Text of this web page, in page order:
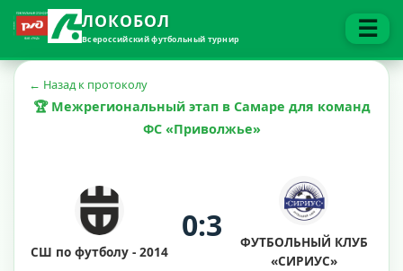
ЛОКОБОЛ
Всероссийский футбольный турнир ☰
← Назад к протоколу
🏆 Межрегиональный этап в Самаре для команд
ФС «Приволжье»
СШ по футболу - 2014
0:3
ФУТБОЛЬНЫЙ КЛУБ
«СИРИУС»